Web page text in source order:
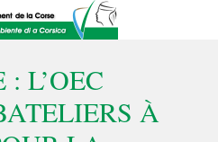
L’OEC
À